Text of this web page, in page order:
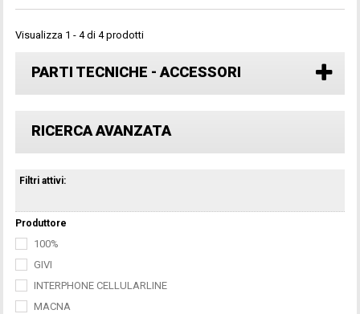
Visualizza 1 - 4 di 4 prodotti
PARTI TECNICHE - ACCESSORI
RICERCA AVANZATA
Filtri attivi:
Produttore
100%
GIVI
INTERPHONE CELLULARLINE
MACNA